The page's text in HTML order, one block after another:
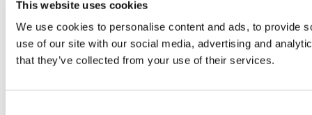
This website uses cookies
We use cookies to personalise content and ads, to provide
use of our site with our social media, advertising and
that they’ve collected from your use of their services.